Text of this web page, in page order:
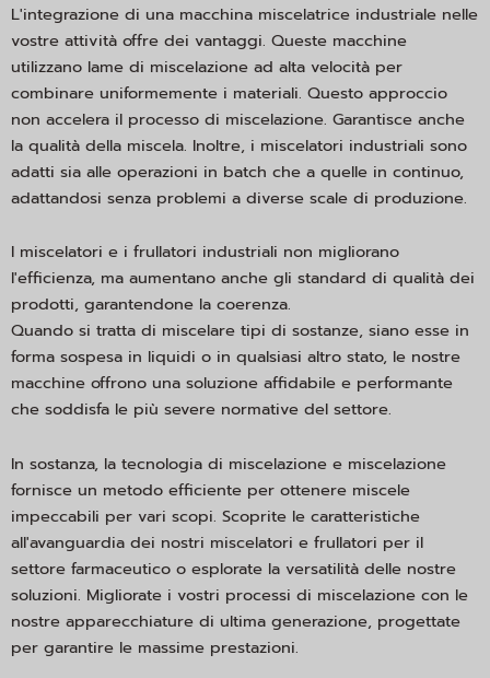
L'integrazione di una macchina miscelatrice industriale nelle
vostre attività offre dei vantaggi. Queste macchine
utilizzano lame di miscelazione ad alta velocità per
combinare uniformemente i materiali. Questo approccio
non accelera il processo di miscelazione. Garantisce anche
la qualità della miscela. Inoltre, i miscelatori industriali sono
adatti sia alle operazioni in batch che a quelle in continuo,
adattandosi senza problemi a diverse scale di produzione.
I miscelatori e i frullatori industriali non migliorano
l'efficienza, ma aumentano anche gli standard di qualità dei
prodotti, garantendone la coerenza.
Quando si tratta di miscelare tipi di sostanze, siano esse in
forma sospesa in liquidi o in qualsiasi altro stato, le nostre
macchine offrono una soluzione affidabile e performante
che soddisfa le più severe normative del settore.
In sostanza, la tecnologia di miscelazione e miscelazione
fornisce un metodo efficiente per ottenere miscele
impeccabili per vari scopi. Scoprite le caratteristiche
all'avanguardia dei nostri miscelatori e frullatori per il
settore farmaceutico o esplorate la versatilità delle nostre
soluzioni. Migliorate i vostri processi di miscelazione con le
nostre apparecchiature di ultima generazione, progettate
per garantire le massime prestazioni.